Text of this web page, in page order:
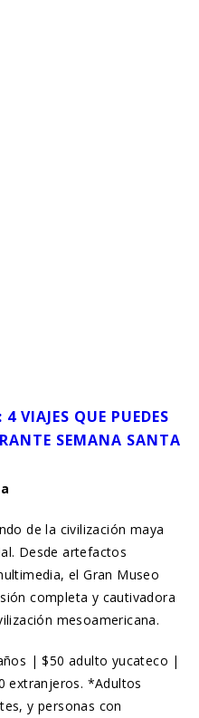
VIAJES QUE PUEDES
SEMANA SANTA
de la civilización maya
Desde artefactos
el Gran Museo
completa y cautivadora
mesoamericana.
| $50 adulto yucateco |
extranjeros. *Adultos
y personas con